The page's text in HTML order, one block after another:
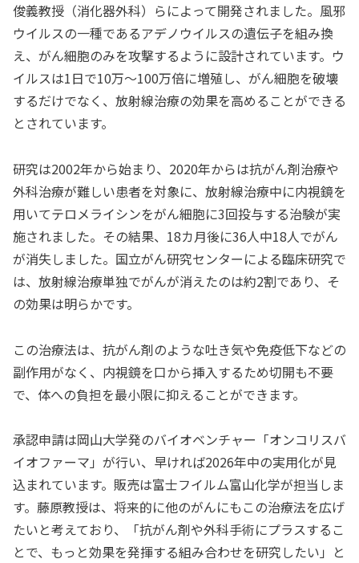
俊義教授（消化器外科）らによって開発されました。風邪
ウイルスの一種であるアデノウイルスの遺伝子を組み換
え、がん細胞のみを攻撃するように設計されています。ウ
イルスは1日で10万〜100万倍に増殖し、がん細胞を破壊
するだけでなく、放射線治療の効果を高めることができる
とされています。
研究は2002年から始まり、2020年からは抗がん剤治療や
外科治療が難しい患者を対象に、放射線治療中に内視鏡を
用いてテロメライシンをがん細胞に3回投与する治験が実
施されました。その結果、18カ月後に36人中18人でがん
が消失しました。国立がん研究センターによる臨床研究で
は、放射線治療単独でがんが消えたのは約2割であり、そ
の効果は明らかです。
この治療法は、抗がん剤のような吐き気や免疫低下などの
副作用がなく、内視鏡を口から挿入するため切開も不要
で、体への負担を最小限に抑えることができます。
承認申請は岡山大学発のバイオベンチャー「オンコリスバ
イオファーマ」が行い、早ければ2026年中の実用化が見
込まれています。販売は富士フイルム富山化学が担当しま
す。藤原教授は、将来的に他のがんにもこの治療法を広げ
たいと考えており、「抗がん剤や外科手術にプラスするこ
とで、もっと効果を発揮する組み合わせを研究したい」と